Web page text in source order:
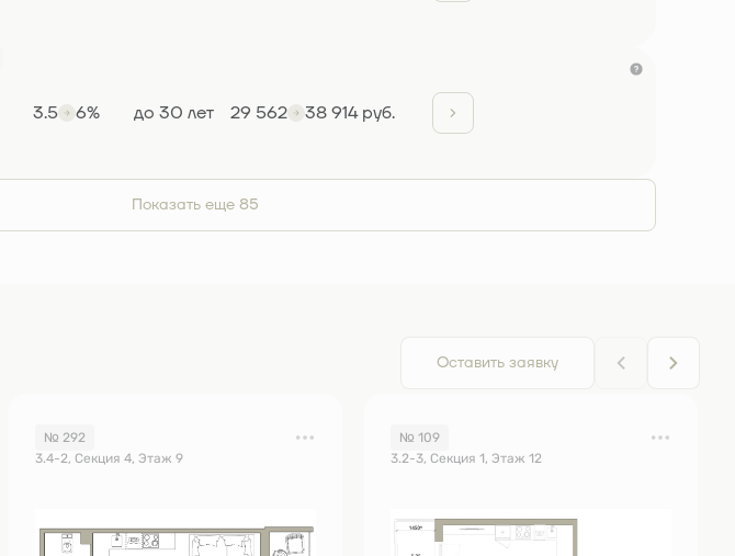
3.5 6% до 30 лет 29 562 38 914 руб.
Показать еще 85
Оставить заявку
№ 292
3.4-2, Секция 4, Этаж 9
№ 109
3.2-3, Секция 1, Этаж 12